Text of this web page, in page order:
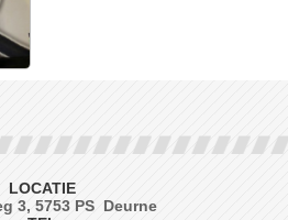
LOCATIE
3, 5753 PS Deurne